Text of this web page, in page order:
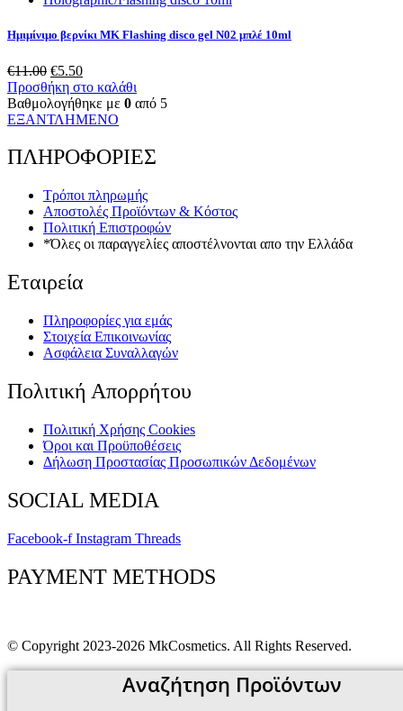
Ημιμίνιμο βερνίκι MK Flashing disco gel N02 μπλέ 10ml
€11.00 Original
price
was:
€11.00.
€5.50Η
τρέχουσα
τιμή
είναι:
Προσθήκη στο καλάθι
Βαθμολογήθηκε με 0 από 5
ΕΞΑΝΤΛΗΜΕΝΟ
ΠΛΗΡΟΦΟΡΙΕΣ
Τρόποι πληρωμής
Αποστολές Προϊόντων & Κόστος
Πολιτική Επιστροφών
*Όλες οι παραγγελίες αποστέλνονται απο την Ελλάδα
Εταιρεία
Πληροφορίες για εμάς
Στοιχεία Επικοινωνίας
Ασφάλεια Συναλλαγών
Πολιτική Απορρήτου
Πολιτική Xρήσης Cookies
Όροι και Προϋποθέσεις
Δήλωση Προστασίας Προσωπικών Δεδομένων
SOCIAL MEDIA
Facebook-f Instagram Threads
PAYMENT METHODS
© Copyright 2023-2026 MkCosmetics. All Rights Reserved.
Αναζήτηση Προϊόντων